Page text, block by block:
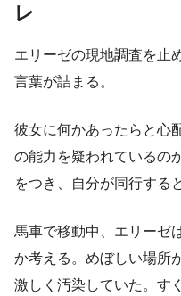
レ
エリーゼの現地調査を止
言葉が詰まる。
彼女に何かあったらと心
の能力を疑われているの
をつき、自分が同行する
馬車で移動中、エリーゼ
か考える。めぼしい場所
激しく汚染していた。す